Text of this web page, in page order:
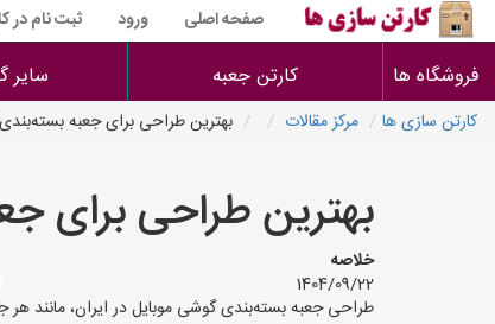
صفحه اصلی ورود ثبت نام در
فروشگاه ها کارتن جعبه سایر
کارتن سازی ها مرکز مقالات بهترین طراحی برای جعبه
بهترین طراحی برای
خلاصه
1404/09/22
طراحی جعبه بسته‌بندی گوشی موبایل در ایران، مانند